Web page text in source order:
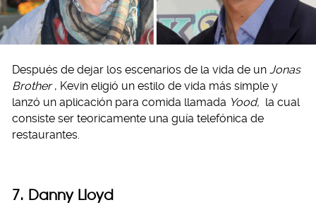
Después de dejar los escenarios de la vida de un Jonas
Brother , Kevin eligió un estilo de vida más simple y
lanzó un aplicación para comida llamada Yood, la cual
consiste ser teoricamente una guía telefónica de
restaurantes.
7. Danny Lloyd